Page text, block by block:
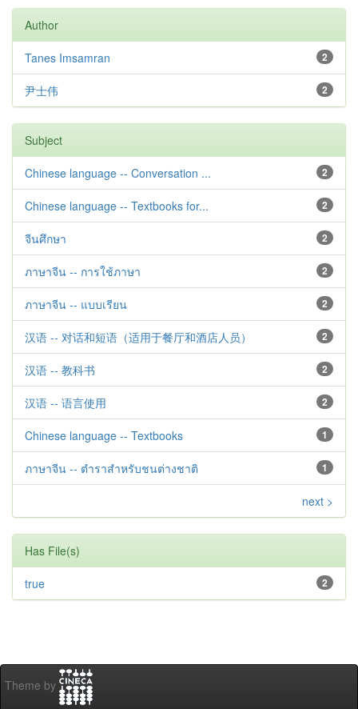
Author
2
Tanes Imsamran
2
尹士伟
Subject
2
Chinese language -- Conversation ...
2
Chinese language -- Textbooks for...
2
จีนศึกษา
2
ภาษาจีน -- การใช้ภาษา
2
ภาษาจีน -- แบบเรียน
2
汉语 -- 对话和短语（适用于餐厅和酒店人员）
2
汉语 -- 教科书
2
汉语 -- 语言使用
1
Chinese language -- Textbooks
1
ภาษาจีน -- ตำราสำหรับชนต่างชาติ
next >
Has File(s)
2
true
Theme by